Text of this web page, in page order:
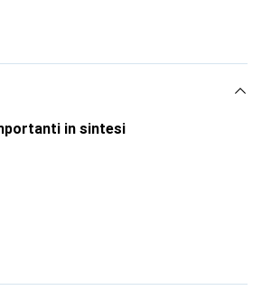
continua a essere un pioniere nel
e oggi l'azienda svedese è
con proprie filiali. Anche i
di rete di Axis sono ovunque:
commercio al dettaglio, negli
e nelle filiali bancarie. L'intera
dalla ricerca e sviluppo alla
in sintesi